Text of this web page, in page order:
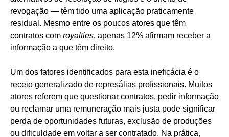
revogação — têm tido uma aplicação praticamente
residual. Mesmo entre os poucos atores que têm
contratos com royalties, apenas 12% afirmam receber a
informação a que têm direito.
Um dos fatores identificados para esta ineficácia é o
receio generalizado de represálias profissionais. Muitos
atores referem que questionar contratos, pedir informação
ou reclamar uma remuneração mais justa pode significar
perda de oportunidades futuras, exclusão de produções
ou dificuldade em voltar a ser contratado. Na prática,